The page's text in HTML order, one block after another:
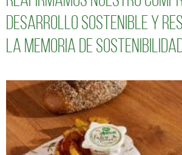
desarrollo sostenible y
la Memoria de